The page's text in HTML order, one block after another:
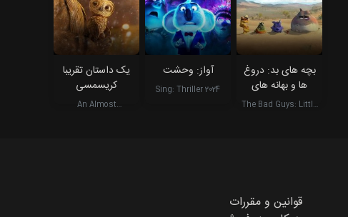
بچه های بد: دروغ
ها و بهانه های
کوچک
The Bad Guys: Little
آواز: وحشت
Sing: Thriller 2024
یک داستان تقریبا
کریسمسی
An Almost
قوانین و مقررات